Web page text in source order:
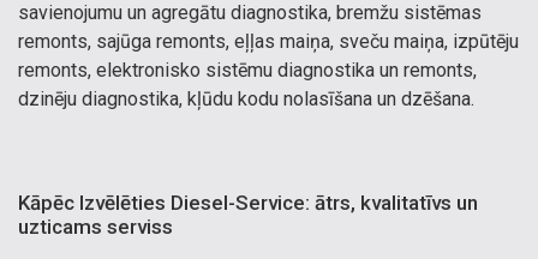
savienojumu un agregātu diagnostika, bremžu sistēmas
remonts, sajūga remonts, eļļas maiņa, sveču maiņa, izpūtēju
remonts, elektronisko sistēmu diagnostika un remonts,
dzinēju diagnostika, kļūdu kodu nolasīšana un dzēšana.
Kāpēc Izvēlēties Diesel-Service: ātrs, kvalitatīvs un
uzticams serviss